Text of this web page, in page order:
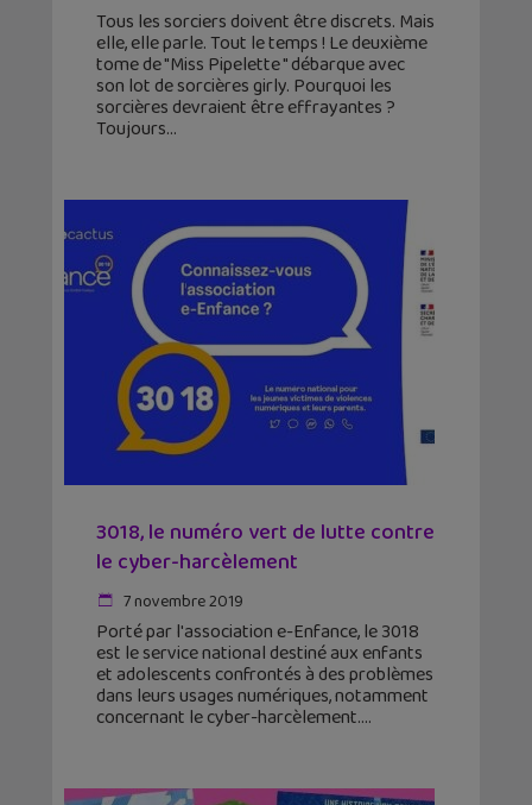
Tous les sorciers doivent être discrets. Mais
elle, elle parle. Tout le temps ! Le deuxième
tome de "Miss Pipelette " débarque avec
son lot de sorcières girly. Pourquoi les
sorcières devraient être effrayantes ?
Toujours
3018, le numéro vert de lutte contre
le cyber-harcèlement
7 novembre 2019
Porté par l'association e-Enfance, le 3018
est le service national destiné aux enfants
et adolescents confrontés à des problèmes
dans leurs usages numériques, notamment
concernant le cyber-harcèlement.